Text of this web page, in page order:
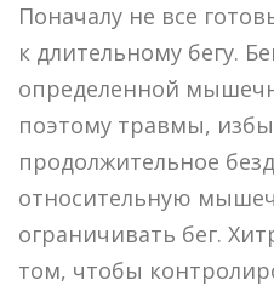
Поначалу не все
к длительному бегу.
определенной
поэтому травмы,
продолжительное
относительную
ограничивать бег.
том, чтобы